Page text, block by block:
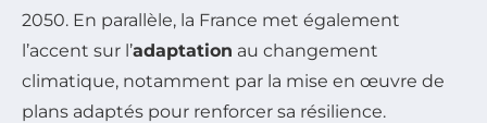
2050. En parallèle, la France met également
l’accent sur l’adaptation au changement
climatique, notamment par la mise en œuvre de
plans adaptés pour renforcer sa résilience.